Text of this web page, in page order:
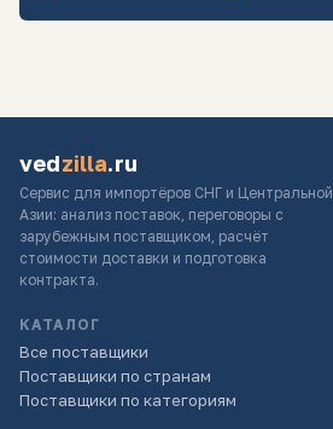
vedzilla.ru
Сервис для импортёров СНГ и Центральной
Азии: анализ поставок, переговоры с
зарубежным поставщиком, расчёт
стоимости доставки и подготовка
контракта.
КАТАЛОГ
Все поставщики
Поставщики по странам
Поставщики по категориям